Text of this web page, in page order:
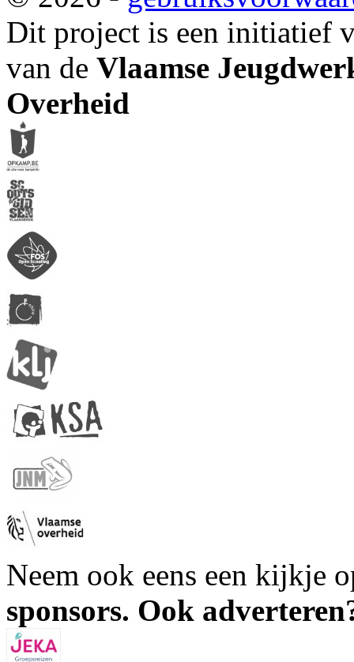
Dit project is een initiatief
van de Vlaamse
Overheid
Neem ook eens een kijkje
sponsors. Ook